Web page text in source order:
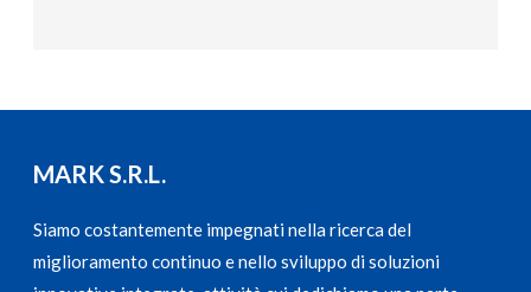
MARK S.R.L.
Siamo costantemente impegnati nella ricerca del
miglioramento continuo e nello sviluppo di soluzioni